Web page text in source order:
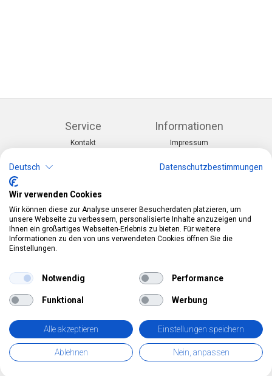
Service
Kontakt
Informationen
Impressum
Datenschutz
Kategorien
Anlässe & Themen
Kostüme & Zubehör
Partydeko & Festartikel
Merchandise & Toys
Telefon: 0412190091
Mail:
info@pekabo.ch
Instagram
Online-Shopping Garantie
Das Schweizer Gütesiegel für Sicherheit und
Orientierung beim Online-Shopping
• Swiss Online Garantie •
pekabo.ch GmbH: Der Schweizer Onlineshop für Merchandise,
Party- und Fasnachtsartikel und Spielwaren.
Deutsch Datenschutzbestimmungen
Wir verwenden Cookies
Wir können diese zur Analyse unserer Besucherdaten platzieren, um
unsere Webseite zu verbessern, personalisierte Inhalte anzuzeigen und
Ihnen ein großartiges Webseiten-Erlebnis zu bieten. Für weitere
Informationen zu den von uns verwendeten Cookies öffnen Sie die
Einstellungen.
Notwendig Performance
Funktional Werbung
Alle akzeptieren Einstellungen speichern
Ablehnen Nein, anpassen